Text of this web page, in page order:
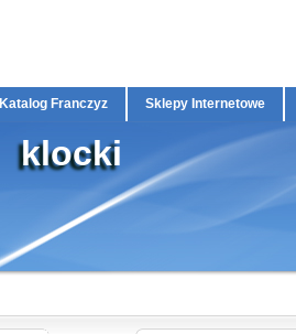
Katalog Franczyz Sklepy Internetowe
klocki